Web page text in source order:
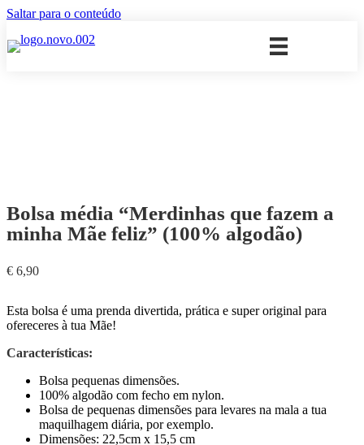
Saltar para o conteúdo
Bolsa média “Merdinhas que fazem a
minha Mãe feliz” (100% algodão)
€ 6,90
Esta bolsa é uma prenda divertida, prática e super original para
ofereceres à tua Mãe!
Características:
Bolsa pequenas dimensões.
100% algodão com fecho em nylon.
Bolsa de pequenas dimensões para levares na mala a tua
maquilhagem diária, por exemplo.
Dimensões: 22,5cm x 15,5 cm